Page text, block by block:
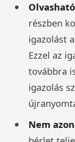
részben
igazolást
Ezzel az
továbbra
igazolás
Nem